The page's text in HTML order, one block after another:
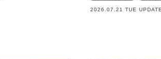
2026.07.21 TUE